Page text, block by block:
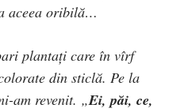
aceea oribilă…
plantaţi care în vîrf
din sticlă. Pe la
am revenit. „Ei, păi, ce,